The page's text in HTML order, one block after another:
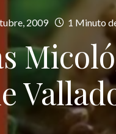
2009 1 Minuto